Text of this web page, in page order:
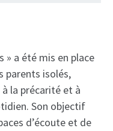
» a été mis en place
parents isolés,
la précarité et à
Son objectif
d’écoute et de